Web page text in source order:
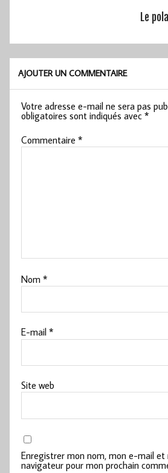
Le
AJOUTER UN COMMENTAIRE
Votre adresse e-mail ne sera pas
obligatoires sont indiqués avec*
Commentaire*
Nom*
E-mail*
Site web
Enregistrer mon nom, mon e-mail et
navigateur pour mon prochain